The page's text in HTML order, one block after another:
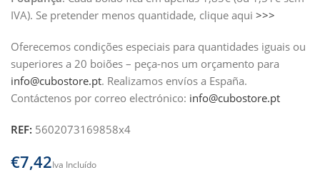
IVA). Se pretender menos quantidade, clique aqui>>>
Oferecemos condições especiais para quantidades iguais ou
superiores a 20 boiões – peça-nos um orçamento para
info@cubostore.pt. Realizamos envíos a España.
Contáctenos por correo electrónico: info@cubostore.pt
REF: 5602073169858x4
€